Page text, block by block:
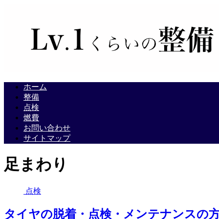
ホーム
整備
点検
燃費
お問い合わせ
サイトマップ
足まわり
点検
タイヤの脱着・点検・メンテナンスの